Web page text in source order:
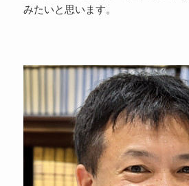
みたいと思います。